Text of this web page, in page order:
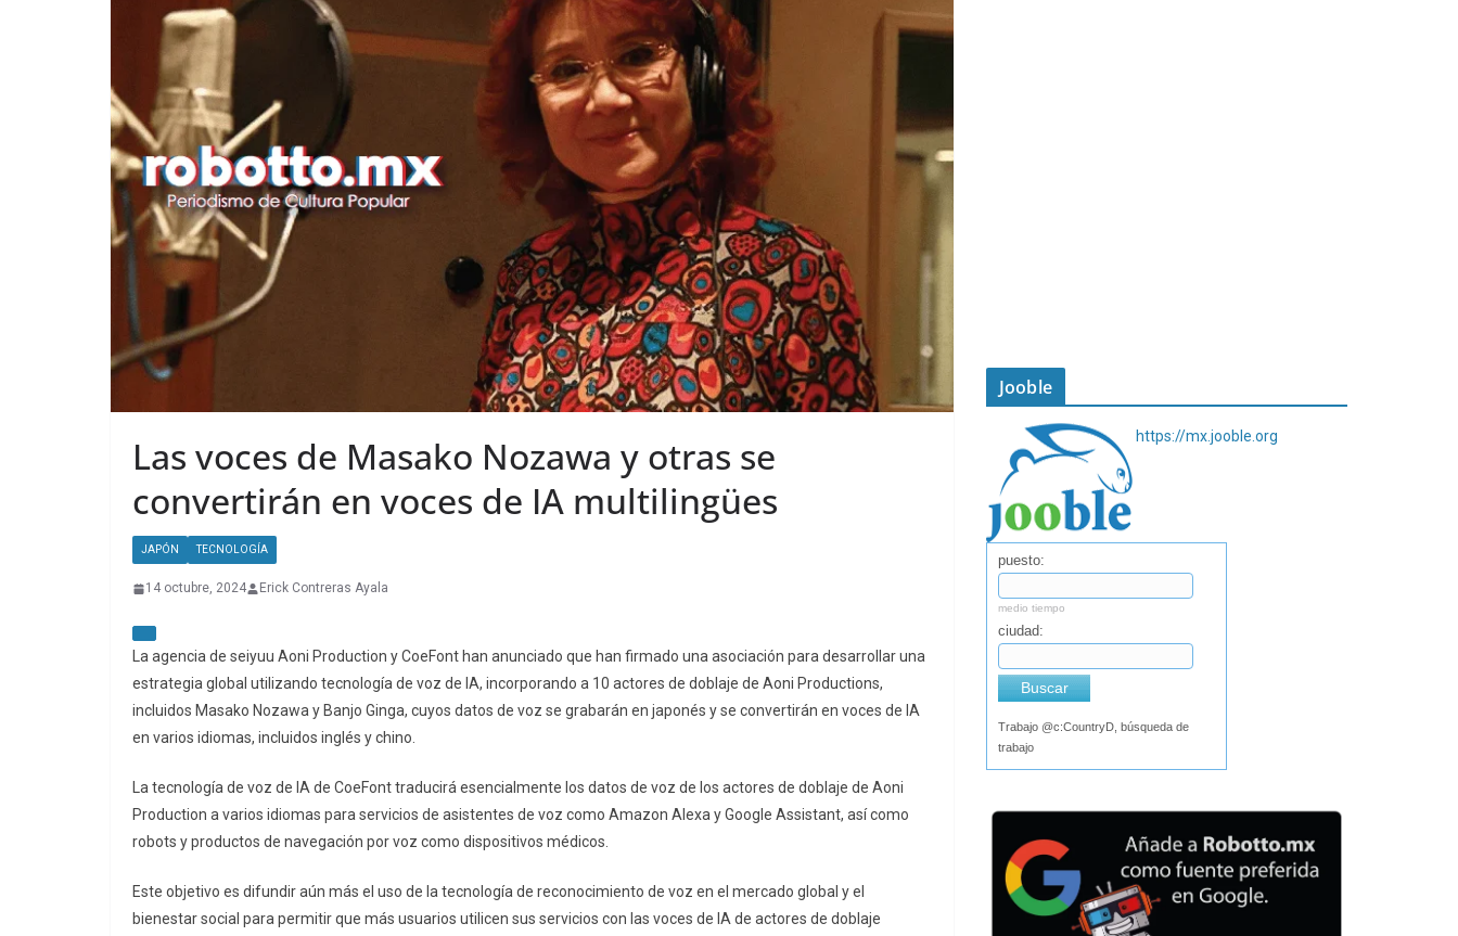
Las voces de Masako Nozawa y otras se
convertirán en voces de IA multilingües
JAPÓN TECNOLOGÍA
14 octubre, 2024 Erick Contreras Ayala
La agencia de seiyuu Aoni Production y CoeFont han anunciado que han firmado una asociación para desarrollar una
estrategia global utilizando tecnología de voz de IA, incorporando a 10 actores de doblaje de Aoni Productions,
incluidos Masako Nozawa y Banjo Ginga, cuyos datos de voz se grabarán en japonés y se convertirán en voces de IA
en varios idiomas, incluidos inglés y chino.
La tecnología de voz de IA de CoeFont traducirá esencialmente los datos de voz de los actores de doblaje de Aoni
Production a varios idiomas para servicios de asistentes de voz como Amazon Alexa y Google Assistant, así como
robots y productos de navegación por voz como dispositivos médicos.
Este objetivo es difundir aún más el uso de la tecnología de reconocimiento de voz en el mercado global y el
bienestar social para permitir que más usuarios utilicen sus servicios con las voces de IA de actores de doblaje
Jooble
https://mx.jooble.org
puesto:
medio tiempo
ciudad:
Buscar
Trabajo @c:CountryD, búsqueda de
trabajo